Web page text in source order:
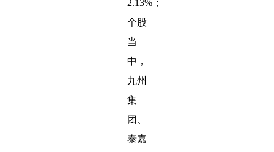
2.13%；
个股
当
中，
九州
集
团、
泰嘉